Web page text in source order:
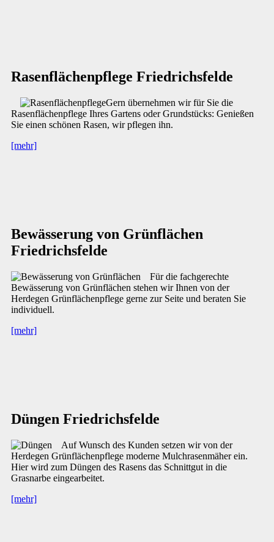
Rasenflächenpflege Friedrichsfelde
Gern übernehmen wir für Sie die
Rasenflächenpflege Ihres Gartens oder Grundstücks: Genießen
Sie einen schönen Rasen, wir pflegen ihn.
[mehr]
Bewässerung von Grünflächen
Friedrichsfelde
Für die fachgerechte
Bewässerung von Grünflächen stehen wir Ihnen von der
Herdegen Grünflächenpflege gerne zur Seite und beraten Sie
individuell.
[mehr]
Düngen Friedrichsfelde
Auf Wunsch des Kunden setzen wir von der
Herdegen Grünflächenpflege moderne Mulchrasenmäher ein.
Hier wird zum Düngen des Rasens das Schnittgut in die
Grasnarbe eingearbeitet.
[mehr]